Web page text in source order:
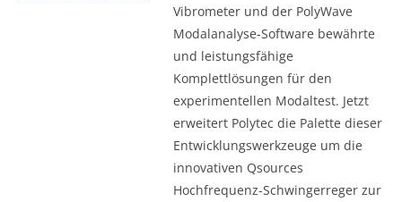
Vibrometer und der PolyWave
Modalanalyse-Software bewährte
und leistungsfähige
Komplettlösungen für den
experimentellen Modaltest. Jetzt
erweitert Polytec die Palette dieser
Entwicklungswerkzeuge um die
innovativen Qsources
Hochfrequenz-Schwingerreger zur